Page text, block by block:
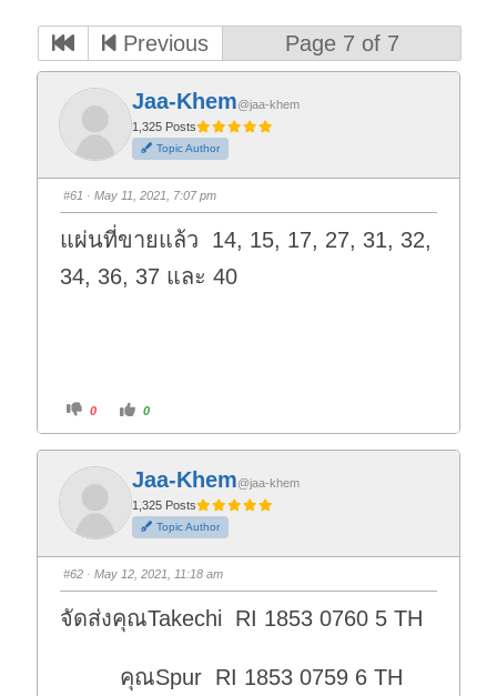
Previous Page 7 of 7
Jaa-Khem@jaa-khem
1,325 Posts
Topic Author
#61 · May 11, 2021, 7:07 pm
แผ่นที่ขายแล้ว 14, 15, 17, 27, 31, 32,
34, 36, 37 และ 40
C
i
k
f
t
h
m
d
o
n
.
0
C
i
k
o
r
t
h
u
m
u
p
0
Jaa-Khem@jaa-khem
1,325 Posts
Topic Author
#62 · May 12, 2021, 11:18 am
จัดส่งคุณTakechi RI 1853 0760 5 TH
คุณSpur RI 1853 0759 6 TH